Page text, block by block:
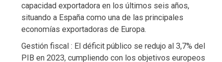
capacidad exportadora en los últimos seis años,
situando a España como una de las principales
economías exportadoras de Europa. ​
Gestión fiscal : El déficit público se redujo al 3,7% del
PIB en 2023, cumpliendo con los objetivos europeos